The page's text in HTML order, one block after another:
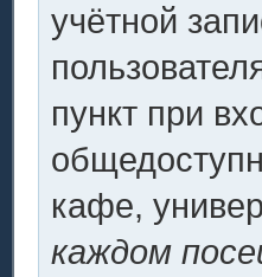
учётной
пункт при
кафе,
каждом